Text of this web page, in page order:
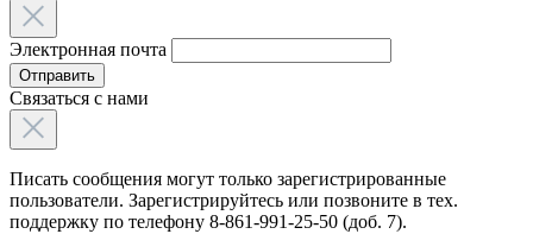
Электронная почта
Отправить
Связаться с нами
Писать сообщения могут только зарегистрированные
пользователи. Зарегистрируйтесь или позвоните в тех.
поддержку по телефону 8-861-991-25-50 (доб. 7).